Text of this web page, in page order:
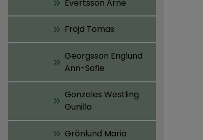
Evertsson Arne
Fröjd Tomas
Georgsson Englund
Ann-Sofie
Gonzales Westling
Gunilla
Grönlund Maria